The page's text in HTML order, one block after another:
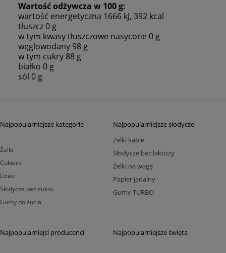
Wartość odżywcza w 100 g:
wartość energetyczna 1666 kJ, 392 kcal
tłuszcz 0 g
w tym kwasy tłuszczowe nasycone 0 g
węglowodany 98 g
w tym cukry 88 g
białko 0 g
sól 0 g
Najpopularniejsze kategorie
Żelki
Cukierki
Lizaki
Słodycze bez cukru
Gumy do żucia
Najpopularniejsze słodycze
Żelki kable
Słodycze bez laktozy
Żelki na wagę
Papier jadalny
Gumy TURBO
Najpopularniejsi producenci Najpopularniejsze święta